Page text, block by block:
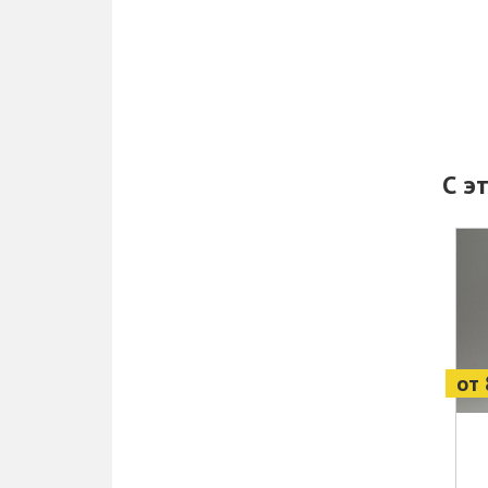
С
от